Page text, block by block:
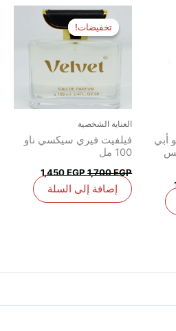
تخفيضات!
تخفيضات!
العناية الشخصية
فيلفيت فيري سيكسي ناو
100 مل
1,700
السعر
الأصلي
هو:
1,700 EGP.
1,450EGP
السعر
الحالي
هو:
1,450 EGP.
إضافة إلى السلة